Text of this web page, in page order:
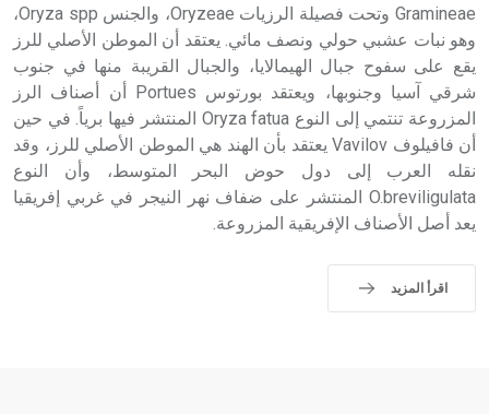
Gramineae وتحت فصيلة الرزيات Oryzeae، والجنس Oryza spp،
وهو نبات عشبي حولي ونصف مائي. يعتقد أن الموطن الأصلي للرز
يقع على سفوح جبال الهيمالايا، والجبال القريبة منها في جنوب
شرقي آسيا وجنوبها، ويعتقد بورتوس Portues أن أصناف الرز
المزروعة تنتمي إلى النوع Oryza fatua المنتشر فيها برياً. في حين
أن فافيلوف Vavilov يعتقد بأن الهند هي الموطن الأصلي للرز، وقد
نقله العرب إلى دول حوض البحر المتوسط، وأن النوع
O.breviligulata المنتشر على ضفاف نهر النيجر في غربي إفريقيا
يعد أصل الأصناف الإفريقية المزروعة.
اقرأ المزيد